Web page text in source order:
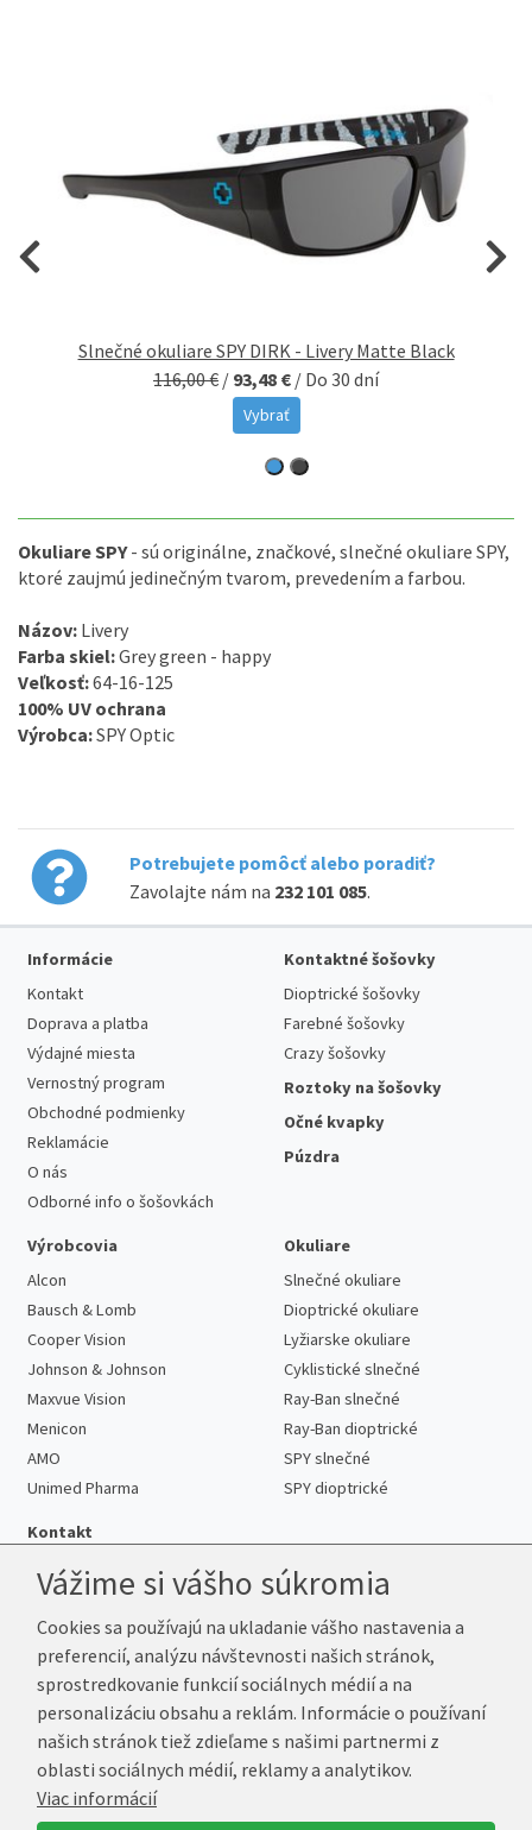
Slnečné okuliare SPY DIRK - Livery Matte Black
116,00 € / 93,48 € / Do 30 dní
Vybrať
OkuliareSPY - sú originálne, značkové, slnečné okuliare SPY,
ktoré zaujmú jedinečným tvarom, prevedením a farbou.
Názov: Livery
Farba skiel:Grey green - happy
Veľkosť:64-16-125
100% UV ochrana
Výrobca:SPYOptic
Potrebujete pomôcť alebo poradiť?
Zavolajte nám na 232 101 085.
Informácie
Kontakt
Doprava a platba
Výdajné miesta
Vernostný program
Obchodné podmienky
Reklamácie
O nás
Odborné info o šošovkách
Kontaktné šošovky
Dioptrické šošovky
Farebné šošovky
Crazy šošovky
Roztoky na šošovky
Očné kvapky
Púzdra
Výrobcovia
Alcon
Bausch & Lomb
Cooper Vision
Johnson & Johnson
Maxvue Vision
Menicon
AMO
Unimed Pharma
Okuliare
Slnečné okuliare
Dioptrické okuliare
Lyžiarske okuliare
Cyklistické slnečné
Ray-Ban slnečné
Ray-Ban dioptrické
SPY slnečné
SPY dioptrické
Kontakt
Telefón:+421 222 205 863
E-mail:info@kup-sosovky.sk
Reklamačná adresa
Andrea Votavová
Revoluční 1017
290 01 Poděbrady
Česká republika
Vážime si vášho súkromia
Cookies sa používajú na ukladanie vášho nastavenia a
preferencií, analýzu návštevnosti našich stránok,
sprostredkovanie funkcií sociálnych médií a na
personalizáciu obsahu a reklám. Informácie o používaní
našich stránok tiež zdieľame s našimi partnermi z
oblasti sociálnych médií, reklamy a analytikov.
Viac informácií